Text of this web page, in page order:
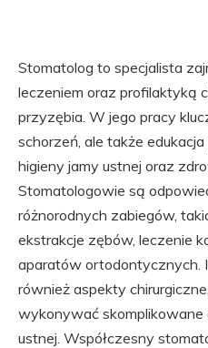
Stomatolog to specjalista
leczeniem oraz profilaktyką
przyzębia. W jego pracy
schorzeń, ale także
higieny jamy ustnej oraz
Stomatologowie są
różnorodnych zabiegów,
ekstrakcje zębów, leczenie
aparatów ortodontycznych.
również aspekty
wykonywać skomplikowane
ustnej. Współczesny